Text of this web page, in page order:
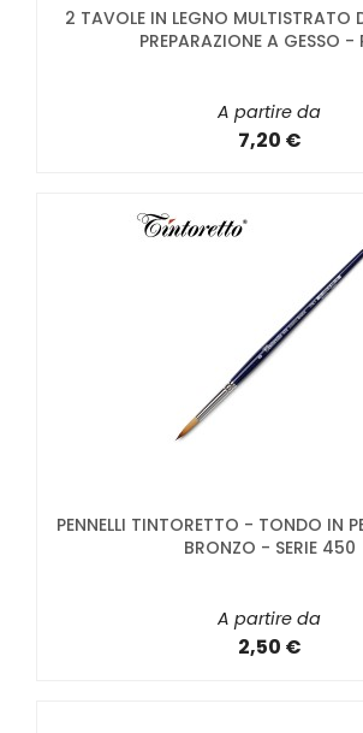
2 TAVOLE IN LEGNO MULTISTRATO
PREPARAZIONE A GESSO -
A partire da
7,20 €
PENNELLI TINTORETTO - TONDO IN
BRONZO - SERIE 450
A partire da
2,50 €